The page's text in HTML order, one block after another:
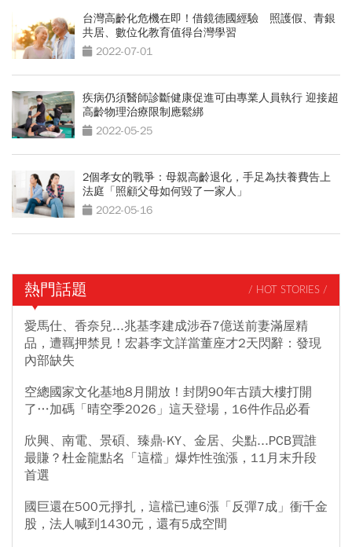
台灣高齡化危機在即！借鏡德國經驗 照護假、青銀
共居、數位化教育值得台灣學習
2022-07-01
疾病仍須醫師診斷健康促進可由專業人員執行 迎接超
高齡物理治療限制應鬆綁
2022-05-25
2個孝女的戰爭：母親高齡退化，手足為扶養費告上
法庭「照顧父母如何毀了一家人」
2022-05-16
熱門話題 / HOT STORIES /
愛馬仕、香奈兒...兆基李建成涉吞7億送前妻滿屋精
品，遭羈押禁見！宏碁李文詳當董座才2天閃辭：發現
內部缺失
空總國家文化基地8月開放！封閉90年古蹟大樓打開
了…加碼「晴空季2026」這天登場，16件作品必看
欣興、南電、景碩、臻鼎-KY、金居、尖點...PCB買誰
最賺？杜金龍點名「這檔」爆炸性強漲，11月末升段
首選
國巨還在500元掙扎，這檔已連6漲「反彈7成」衝千金
股，法人喊到1430元，還有5成空間